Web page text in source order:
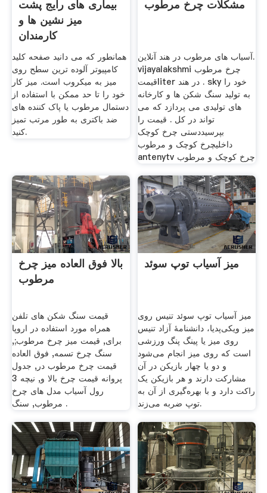
بیماری های رایج پشت
میز نشین ها و
کارمندان
همانطور که می دانید صفحه کلید
کامپیوتر آلوده ترین سطح روی
میز به میکروب است. میز کار
خود را تا حد ممکن با استفاده از
دستمال مرطوب یا پاک کننده های
ضد باکتری به طور مرتب تمیز
کنید.
مشکلات چرخ مرطوب
آسیاب های مرطوب در هند آنلاین.
vijayalakshmi چرخ مرطوب
قیمتliter در هند . sky خود را
به تولید سنگ شکن ها و کارخانه
های تولیدی می پردازد که می
تواند در کل . قیمت را
بپرسیددستی چرخ کوچک
داخلیچرخ کوچک و مرطوب
antenytv چرخ کوچک و مرطوب
بالا فوق العاده میز چرخ
مرطوب
قیمت سنگ شکن های تلفن
همراه مورد استفاده در اروپا
برای, قیمت میز چرخ مرطوب;,
سنگ چرخ تسمه, فوق العاده
قیمت چرخ مرطوب در, جدول
پروانه قیمت چرخ بالا و, نیچه 3
رول آسیاب مدل های چرخ
مرطوب, سنگ .
میز آسیاب توپ سوئد
میز آسیاب توپ سوئد تنیس روی
میز ویکی‌پدیا، دانشنامهٔ آزاد تنیس
روی میز یا پینگ پنگ ورزشی
است که روی میز انجام می‌شود
و دو یا چهار بازیکن در آن
مشارکت دارند و هر بازیکن یک
راکت دارد و با بهره‌گیری از آن به
توپ ضربه می‌زند.